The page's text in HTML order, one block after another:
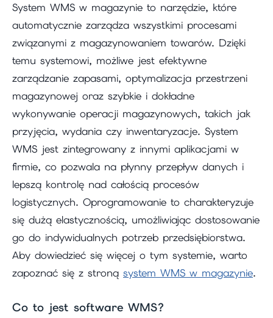
System WMS w magazynie to narzędzie, które
automatycznie zarządza wszystkimi procesami
związanymi z magazynowaniem towarów. Dzięki
temu systemowi, możliwe jest efektywne
zarządzanie zapasami, optymalizacja przestrzeni
magazynowej oraz szybkie i dokładne
wykonywanie operacji magazynowych, takich jak
przyjęcia, wydania czy inwentaryzacje. System
WMS jest zintegrowany z innymi aplikacjami w
firmie, co pozwala na płynny przepływ danych i
lepszą kontrolę nad całością procesów
logistycznych. Oprogramowanie to charakteryzuje
się dużą elastycznością, umożliwiając dostosowanie
go do indywidualnych potrzeb przedsiębiorstwa.
Aby dowiedzieć się więcej o tym systemie, warto
zapoznać się z stroną system WMS w magazynie.
Co to jest software WMS?